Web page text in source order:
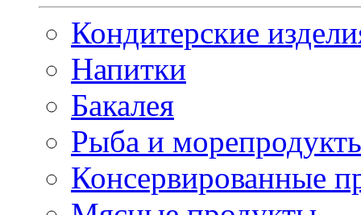
Кондитерские
Напитки
Бакалея
Рыба и
Консервированные